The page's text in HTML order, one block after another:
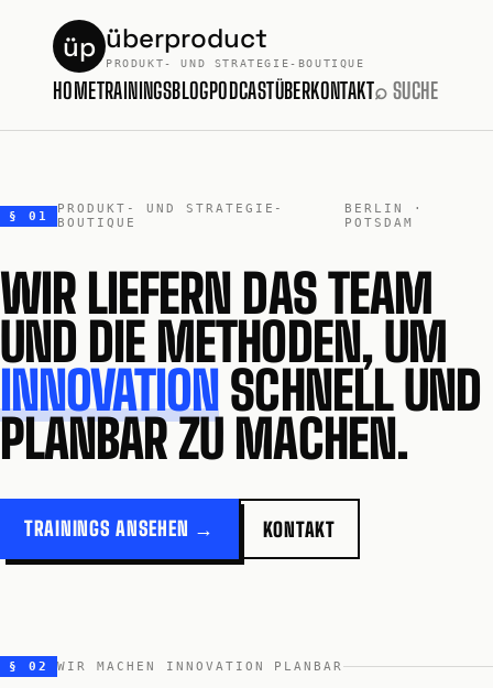
üp überproduct
PRODUKT- UND STRATEGIE-BOUTIQUE
HOMETRAININGSBLOGPODCASTÜBERKONTAKT⌕ SUCHE
§ 01
PRODUKT- UND STRATEGIE-
BOUTIQUE
BERLIN ·
POTSDAM
WIR LIEFERN DAS TEAM
UND DIE METHODEN, UM
INNOVATION SCHNELL UND
PLANBAR ZU MACHEN.
TRAININGS ANSEHEN → KONTAKT
§ 02 WIR MACHEN INNOVATION PLANBAR